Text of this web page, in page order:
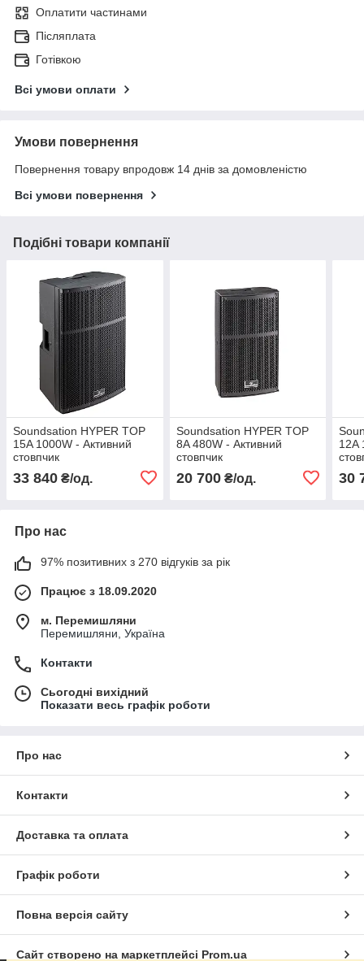
Оплатити частинами
Післяплата
Готівкою
Всі умови оплати
Умови повернення
Повернення товару впродовж 14 днів за домовленістю
Всі умови повернення
Подібні товари компанії
Soundsation HYPER TOP
15A 1000W - Активний
стовпчик
33 840 ₴/од.
Soundsation HYPER TOP
8A 480W - Активний
стовпчик
20 700₴/од.
12A
30
Про нас
97% позитивних з 270 відгуків за рік
Працює з 18.09.2020
м. Перемишляни
Перемишляни, Україна
Контакти
Сьогодні вихідний
Показати весь графік роботи
Про нас
Контакти
Доставка та оплата
Графік роботи
Повна версія сайту
Сайт створено на маркетплейсі Prom.ua